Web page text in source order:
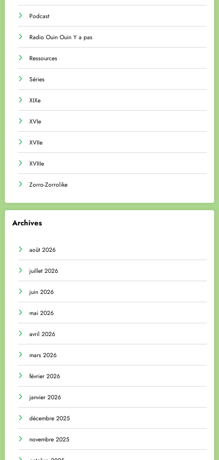
Podcast
Radio Ouin Ouin Y a pas
Ressources
Séries
XIXe
XVIe
XVIIe
XVIIIe
Zorro-Zorrolike
Archives
août 2026
juillet 2026
juin 2026
mai 2026
avril 2026
mars 2026
février 2026
janvier 2026
décembre 2025
novembre 2025